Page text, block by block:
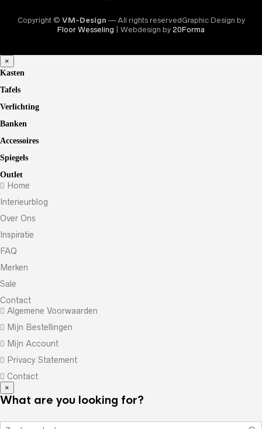
Copyright © VM-Design — All rights reservedGraphic Design by
Floor Wesseling | Webdesign by 20Forma
×
Kasten
Tafels
Verlichting
Banken
Accessoires
Spiegels
Outlet
Home
Interieurblog
Over Ons
Inspiratie
FAQ
Merken
Sale
Contact
Algemene Voorwaarden
Mijn Bestellingen
Mijn Account
Privacy Statement
Contact
×
What are you looking for?